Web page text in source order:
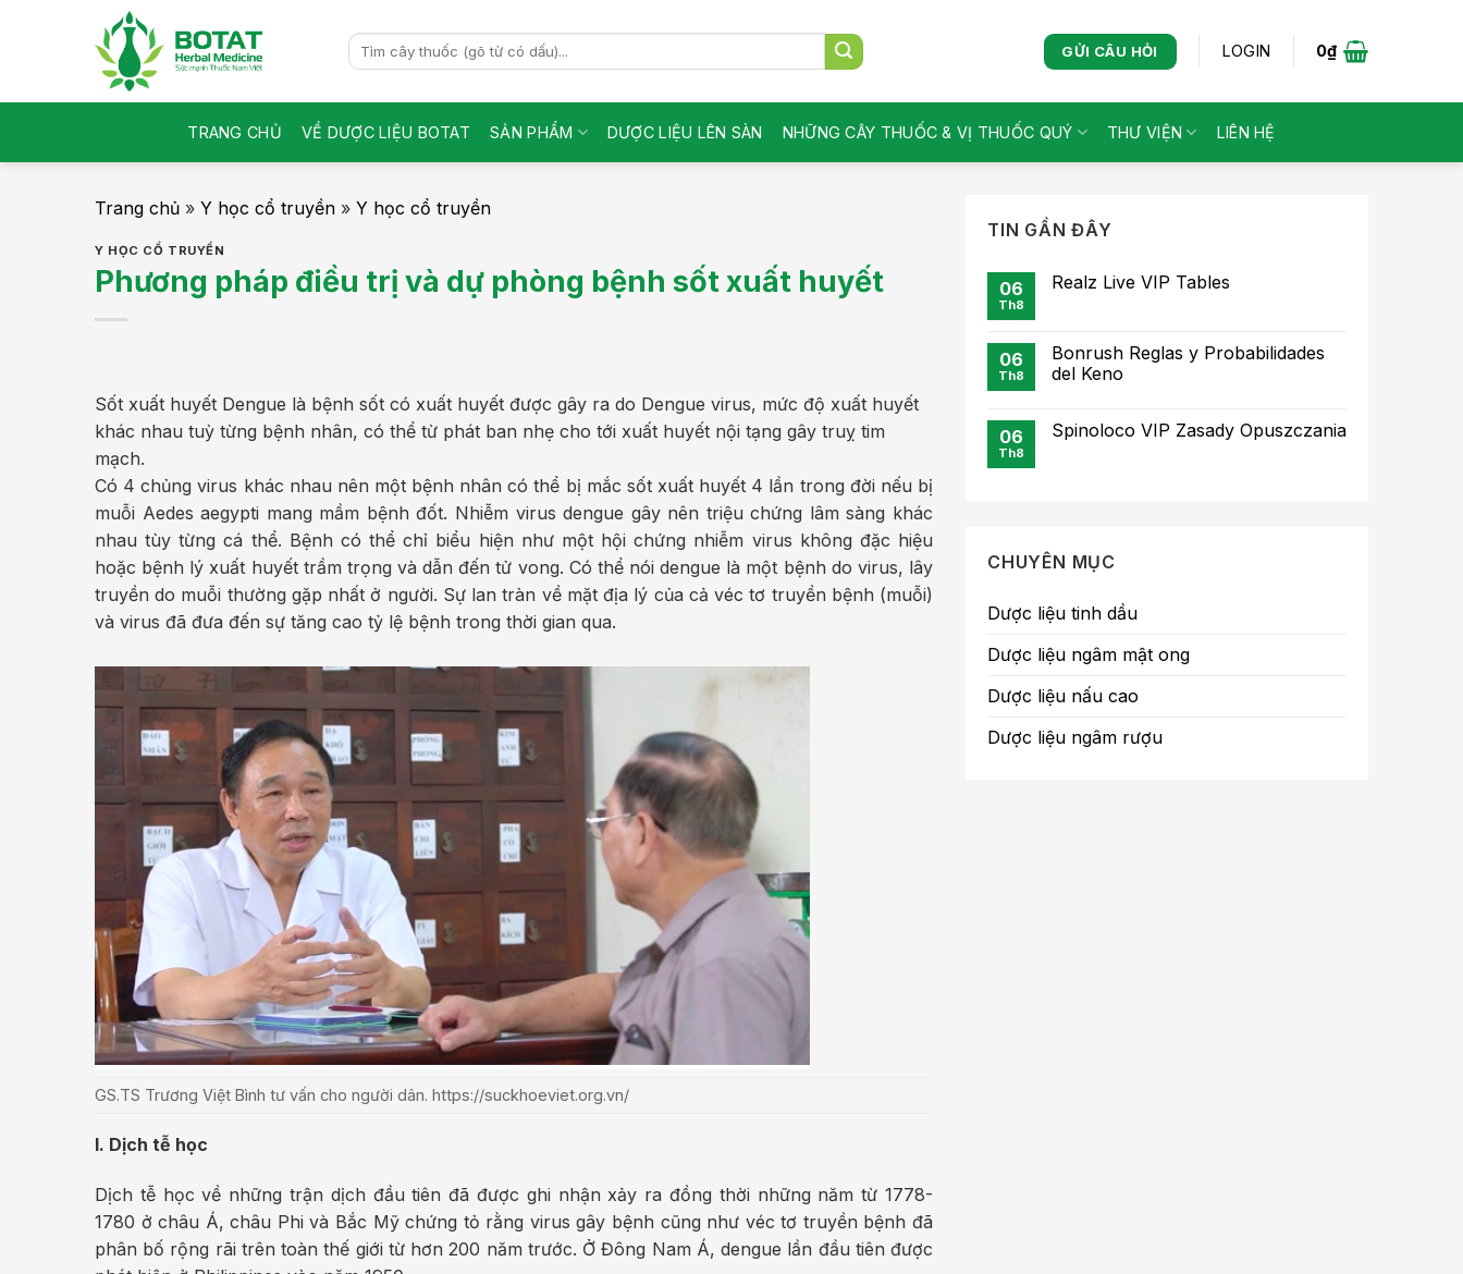
Search
for:
GỬI CÂU HỎI LOGIN 0₫
TRANG CHỦ VỀ DƯỢC LIỆU BOTAT SẢN PHẨM DƯỢC LIỆU LÊN SÀN NHỮNG CÂY THUỐC & VỊ THUỐC QUÝ THƯ VIỆN LIÊN HỆ
Trang chủ » Y học cổ truyền » Y học cổ truyền
Y HỌC CỔ TRUYỀN
Phương pháp điều trị và dự phòng bệnh sốt xuất huyết
Sốt xuất huyết Dengue là bệnh sốt có xuất huyết được gây ra do Dengue virus, mức độ xuất huyết
khác nhau tuỳ từng bệnh nhân, có thể từ phát ban nhẹ cho tới xuất huyết nội tạng gây truỵ tim
mạch.
Có 4 chủng virus khác nhau nên một bệnh nhân có thể bị mắc sốt xuất huyết 4 lần trong đời nếu bị
muỗi Aedes aegypti mang mầm bệnh đốt. Nhiễm virus dengue gây nên triệu chứng lâm sàng khác
nhau tùy từng cá thể. Bệnh có thể chỉ biểu hiện như một hội chứng nhiễm virus không đặc hiệu
hoặc bệnh lý xuất huyết trầm trọng và dẫn đến tử vong. Có thể nói dengue là một bệnh do virus, lây
truyền do muỗi thường gặp nhất ở người. Sự lan tràn về mặt địa lý của cả véc tơ truyền bệnh (muỗi)
và virus đã đưa đến sự tăng cao tỷ lệ bệnh trong thời gian qua.
GS.TS Trương Việt Bình tư vấn cho người dân. https://suckhoeviet.org.vn/
I. Dịch tễ học
Dịch tễ học về những trận dịch đầu tiên đã được ghi nhận xảy ra đồng thời những năm từ 1778-
1780 ở châu Á, châu Phi và Bắc Mỹ chứng tỏ rằng virus gây bệnh cũng như véc tơ truyền bệnh đã
phân bố rộng rãi trên toàn thế giới từ hơn 200 năm trước. Ở Đông Nam Á, dengue lần đầu tiên được
TIN GẦN ĐÂY
06
Th8
Realz Live VIP Tables
06
Th8
Bonrush Reglas y Probabilidades
del Keno
06
Th8
Spinoloco VIP Zasady Opuszczania
CHUYÊN MỤC
Dược liệu tinh dầu
Dược liệu ngâm mật ong
Dược liệu nấu cao
Dược liệu ngâm rượu